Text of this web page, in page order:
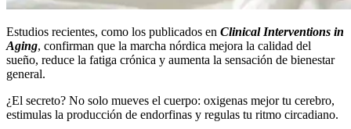
Estudios recientes, como los publicados en Clinical Interventions in
Aging, confirman que la marcha nórdica mejora la calidad del
sueño, reduce la fatiga crónica y aumenta la sensación de bienestar
general.
¿El secreto? No solo mueves el cuerpo: oxigenas mejor tu cerebro,
estimulas la producción de endorfinas y regulas tu ritmo circadiano.